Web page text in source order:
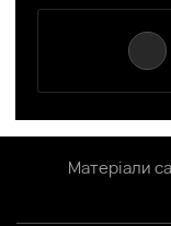
Матеріали